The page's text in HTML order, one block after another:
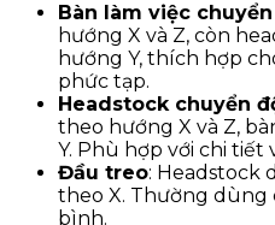
Bàn làm việc
hướng X và Z, còn
hướng Y, thích hợp
phức tạp.
Headstock chuyển
theo hướng X và Z,
Y. Phù hợp với chi tiết
Đầu treo: Headstock
theo X. Thường dùng
bình.